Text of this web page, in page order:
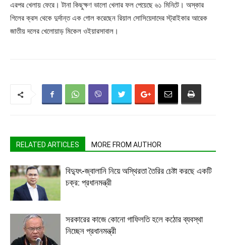
এরপর খেলায় ফেরে। টানা কিছুক্ষণ ভালো খেলার ফল পেয়েছে ৬১ মিনিটে। অস্কার
গিলের ক্রস থেকে দুর্দান্ত এক গোল করেছেন রিয়াল সোসিয়েদাদের স্ট্রাইকার আরেক
জাতীয় দলের খেলোয়াড় মিকেল ওইয়ারসাবাল।
RELATED ARTICLES MORE FROM AUTHOR
বিদ্যুৎ-জ্বালানি নিয়ে অস্থিরতা তৈরির চেষ্টা করছে একটি
চক্র: প্রধানমন্ত্রী
সরকারের কাজে কোনো গাফিলতি হলে কঠোর ব্যবস্থা
নিচ্ছেন প্রধানমন্ত্রী